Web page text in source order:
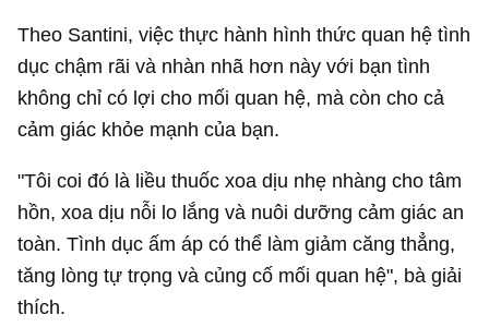
Theo Santini, việc thực hành hình thức quan hệ tình
dục chậm rãi và nhàn nhã hơn này với bạn tình
không chỉ có lợi cho mối quan hệ, mà còn cho cả
cảm giác khỏe mạnh của bạn.
"Tôi coi đó là liều thuốc xoa dịu nhẹ nhàng cho tâm
hồn, xoa dịu nỗi lo lắng và nuôi dưỡng cảm giác an
toàn. Tình dục ấm áp có thể làm giảm căng thẳng,
tăng lòng tự trọng và củng cố mối quan hệ", bà giải
thích.